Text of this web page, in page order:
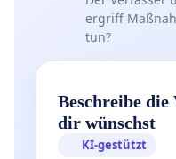
ergriff
tun?
Beschreibe die
dir wünschst
KI-gestützt